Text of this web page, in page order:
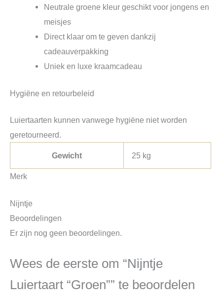
Neutrale groene kleur geschikt voor jongens en
meisjes
Direct klaar om te geven dankzij
cadeauverpakking
Uniek en luxe kraamcadeau
Hygiëne en retourbeleid
Luiertaarten kunnen vanwege hygiëne niet worden
geretourneerd.
Gewicht 25 kg
Merk
Nijntje
Beoordelingen
Er zijn nog geen beoordelingen.
Wees de eerste om “Nijntje
Luiertaart “Groen”” te beoordelen